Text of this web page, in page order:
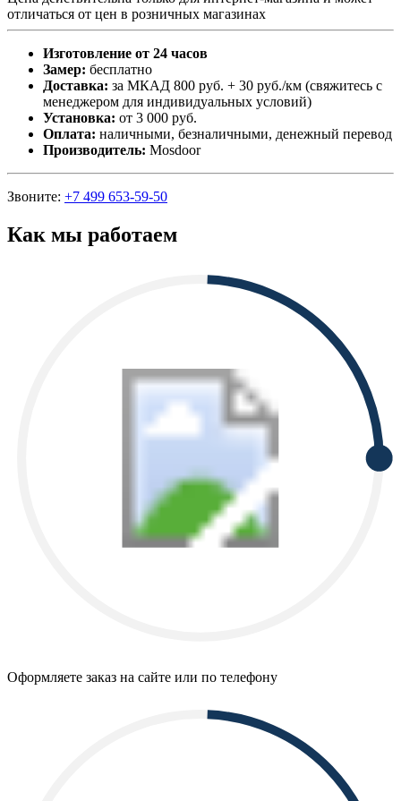
отличаться от цен в розничных магазинах
Изготовление от 24 часов
Замер: бесплатно
Доставка: за МКАД 800 руб. + 30 руб./км (свяжитесь с
менеджером для индивидуальных условий)
Установка: от 3 000 руб.
Оплата: наличными, безналичными, денежный перевод
Производитель: Mosdoor
Звоните: +7 499 653-59-50
Как мы работаем
Оформляете заказ на сайте или по телефону